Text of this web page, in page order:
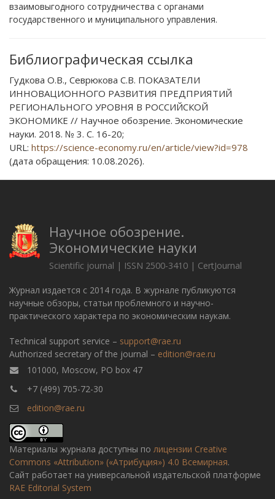
взаимовыгодного сотрудничества с органами
государственного и муниципального управления.
Библиографическая ссылка
Гудкова О.В., Севрюкова С.В. ПОКАЗАТЕЛИ
ИННОВАЦИОННОГО РАЗВИТИЯ ПРЕДПРИЯТИЙ
РЕГИОНАЛЬНОГО УРОВНЯ В РОССИЙСКОЙ
ЭКОНОМИКЕ // Научное обозрение. Экономические
науки. 2018. № 3. С. 16-20;
URL: https://science-economy.ru/en/article/view?id=978
(дата обращения: 10.08.2026).
Научное обозрение.
Экономические науки
Scientific journal | ISSN 2500-3410 | CertJournal
Журнал издается с 2014 года. В журнале публикуются
научные обзоры, статьи проблемного и научно-
практического характера по экономическим наукам.
Technical support service – support@rae.ru
Authorized secretary of the journal – edition@rae.ru
101000, Moscow, PO box 47
+7 (499) 705-72-30
edition@rae.ru
Материалы журнала доступны по лицензии Creative
Commons «Attribution» («Атрибуция») 4.0 Всемирная.
Сайт работает на универсальной издательской платформе
RAE Editorial System